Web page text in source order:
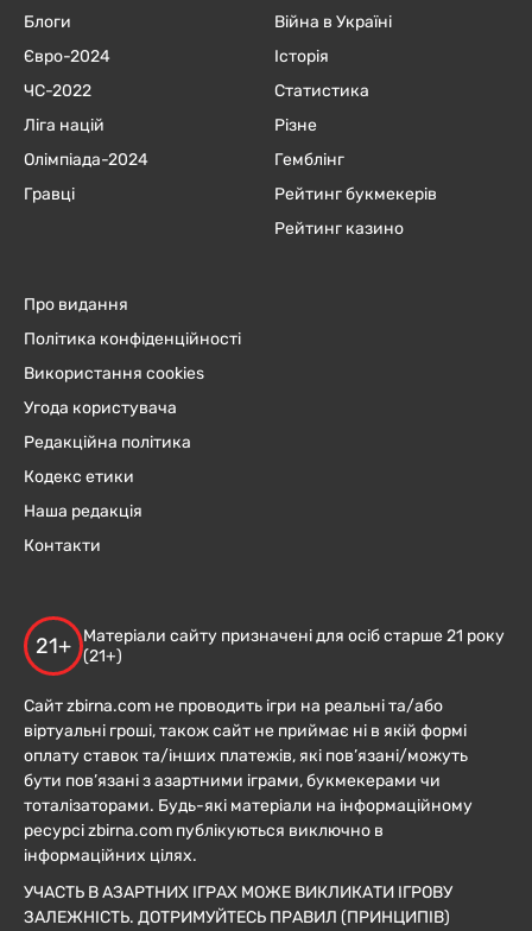
Блоги
Євро-2024
ЧC-2022
Ліга націй
Олімпіада-2024
Гравці
Війна в Україні
Історія
Статистика
Різне
Гемблінг
Рейтинг букмекерів
Рейтинг казино
Про видання
Політика конфіденційності
Використання cookies
Угода користувача
Редакційна політика
Кодекс етики
Наша редакція
Контакти
21+
Матеріали сайту призначені для осіб старше 21 року
(21+)
Сайт zbirna.com не проводить ігри на реальні та/або
віртуальні гроші, також сайт не приймає ні в якій формі
оплату ставок та/інших платежів, які пов’язані/можуть
бути пов’язані з азартними іграми, букмекерами чи
тоталізаторами. Будь-які матеріали на інформаційному
ресурсі zbirna.com публікуються виключно в
інформаційних цілях.
УЧАСТЬ В АЗАРТНИХ ІГРАХ МОЖЕ ВИКЛИКАТИ ІГРОВУ
ЗАЛЕЖНІСТЬ. ДОТРИМУЙТЕСЬ ПРАВИЛ (ПРИНЦИПІВ)